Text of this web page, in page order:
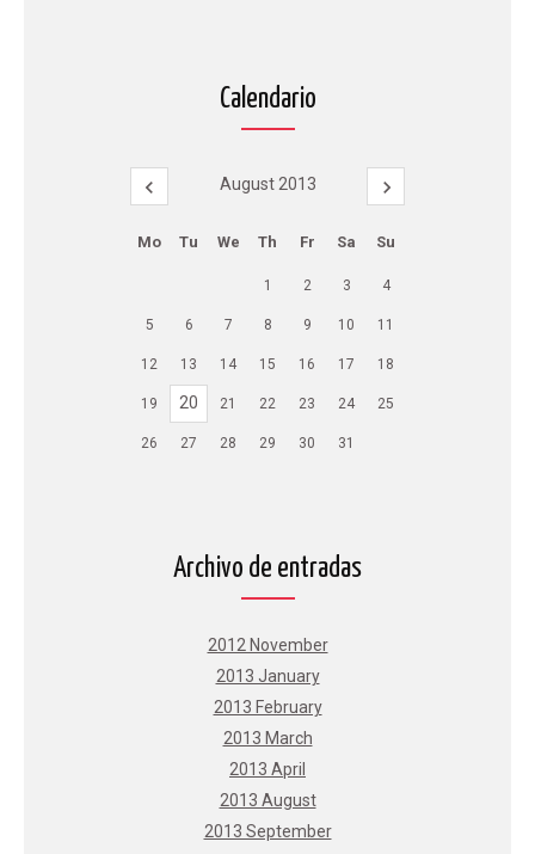
Calendario
August 2013
Mo Tu We Th Fr Sa Su
1 2 3 4
5 6 7 8 9 10 11
12 13 14 15 16 17 18
19 20 21 22 23 24 25
26 27 28 29 30 31
Archivo de entradas
2012 November
2013 January
2013 February
2013 March
2013 April
2013 August
2013 September